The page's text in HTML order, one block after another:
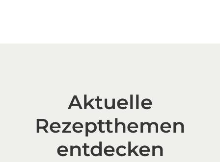
Aktuelle
Rezeptthemen
entdecken